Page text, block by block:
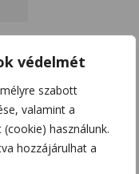
védelmét
szabott
valamint a
használunk.
hozzájárulhat a